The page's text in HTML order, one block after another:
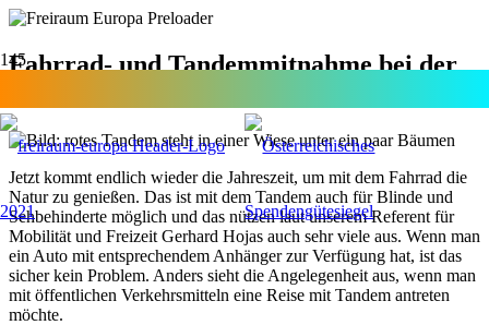
Fahrrad- und Tandemmitnahme bei der
Jetzt kommt endlich wieder die Jahreszeit, um mit dem Fahrrad die
Natur zu genießen. Das ist mit dem Tandem auch für Blinde und
Sehbehinderte möglich und das nützen laut unserem Referent für
Mobilität und Freizeit Gerhard Hojas auch sehr viele aus. Wenn man
ein Auto mit entsprechendem Anhänger zur Verfügung hat, ist das
sicher kein Problem. Anders sieht die Angelegenheit aus, wenn man
mit öffentlichen Verkehrsmitteln eine Reise mit Tandem antreten
möchte.